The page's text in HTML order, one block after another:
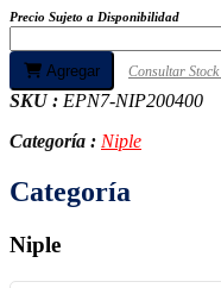
Precio Sujeto a Disponibilidad
Agregar Consultar Stock
SKU : EPN7-NIP200400
Categoría : Niple
Categoría
Niple